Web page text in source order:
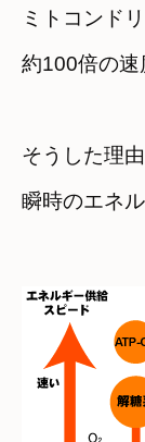
ミトコンド
約100倍の速
そうした理
瞬時のエネ